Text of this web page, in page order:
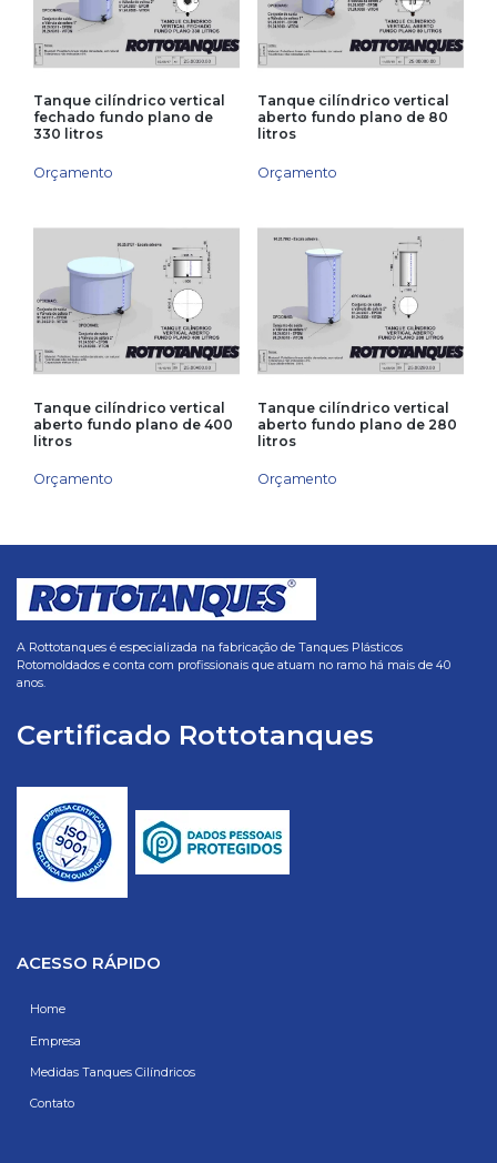
Tanque cilíndrico vertical
fechado fundo plano de
330 litros
Orçamento
Tanque cilíndrico vertical
aberto fundo plano de 80
litros
Orçamento
Tanque cilíndrico vertical
aberto fundo plano de 400
litros
Orçamento
Tanque cilíndrico vertical
aberto fundo plano de 280
litros
Orçamento
A Rottotanques é especializada na fabricação de Tanques Plásticos
Rotomoldados e conta com profissionais que atuam no ramo há mais de 40
anos.
Certificado Rottotanques
ACESSO RÁPIDO
Home
Empresa
Medidas Tanques Cilíndricos
Contato